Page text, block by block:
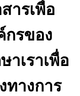
ารเพื่อ
รของ
เราเพื่อ
างการ